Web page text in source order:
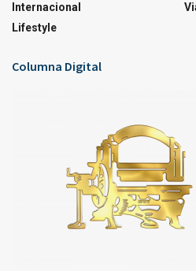
Internacional
Lifestyle
Columna Digital